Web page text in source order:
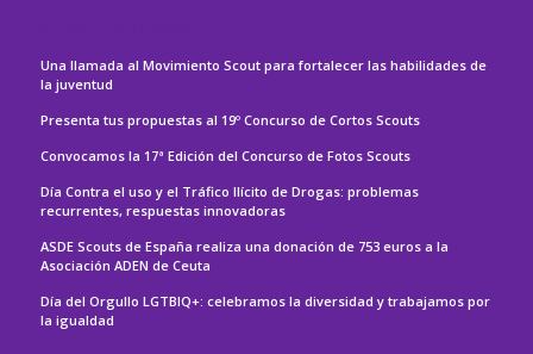
Una llamada al Movimiento Scout para fortalecer las habilidades de
la juventud
Presenta tus propuestas al 19º Concurso de Cortos Scouts
Convocamos la 17ª Edición del Concurso de Fotos Scouts
Día Contra el uso y el Tráfico Ilícito de Drogas: problemas
recurrentes, respuestas innovadoras
ASDE Scouts de España realiza una donación de 753 euros a la
Asociación ADEN de Ceuta
Día del Orgullo LGTBIQ+: celebramos la diversidad y trabajamos por
la igualdad